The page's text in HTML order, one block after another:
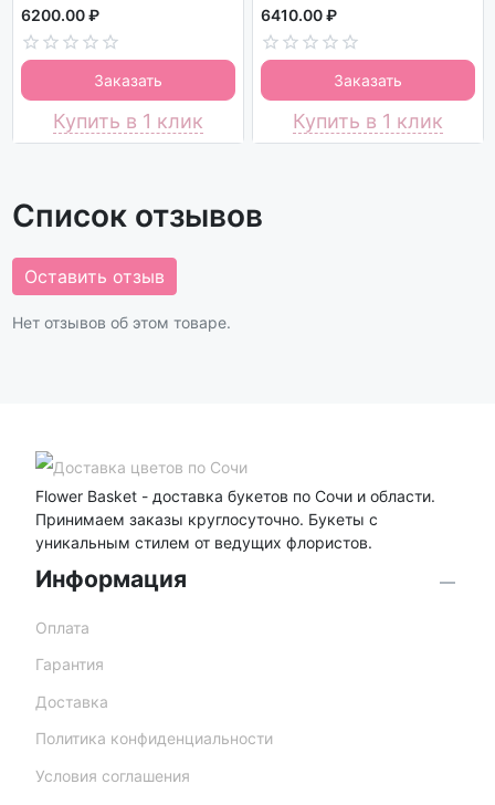
6200.00 ₽
Заказать
Купить в 1 клик
6410.00 ₽
Заказать
Купить в 1 клик
Список отзывов
Оставить отзыв
Нет отзывов об этом товаре.
Flower Basket - доставка букетов по Сочи и области.
Принимаем заказы круглосуточно. Букеты с
уникальным стилем от ведущих флористов.
Информация
Оплата
Гарантия
Доставка
Политика конфиденциальности
Условия соглашения